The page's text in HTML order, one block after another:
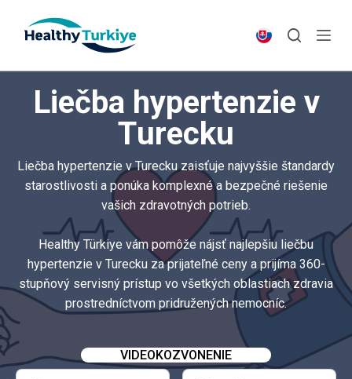
p
n
Liečba hypertenzie v
Turecku
Liečba hypertenzie v Turecku zaisťuje najvyššie štandardy
starostlivosti a ponúka komplexné a bezpečné riešenie
vašich zdravotných potrieb.
Healthy Türkiye vám pomôže nájsť najlepšiu liečbu
hypertenzie v Turecku za prijateľné ceny a prijíma 360-
stupňový servisný prístup vo všetkých oblastiach zdravia
prostredníctvom pridružených nemocníc.
VIDEOKOZVONENIE